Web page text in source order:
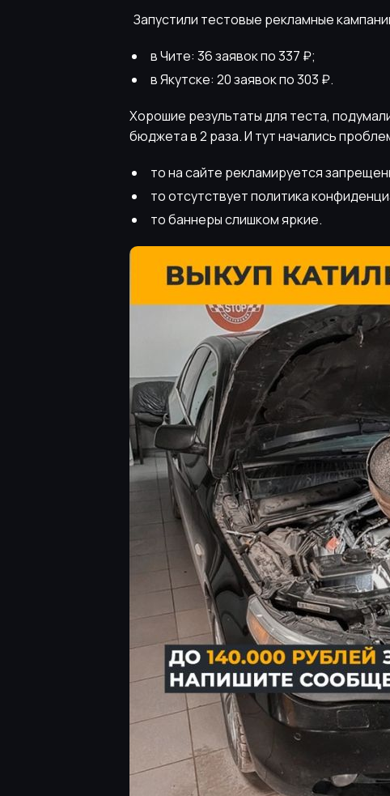
Запустили тестовые рекламные
в Чите: 36 заявок по 337 ₽;
в Якутске: 20 заявок по 303 ₽.
Хорошие результаты для теста,
бюджета в 2 раза. И тут начались
то на сайте рекламируется
то отсутствует политика
то баннеры слишком яркие.